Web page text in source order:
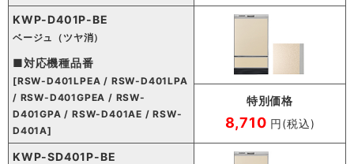
KWP-D401P-BE
ベージュ（ツヤ消）
■対応機種品番
[RSW-D401LPEA / RSW-D401LPA
/ RSW-D401GPEA / RSW-
D401GPA / RSW-D401AE / RSW-
D401A]
特別価格
8,710 円(税込)
KWP-SD401P-BE